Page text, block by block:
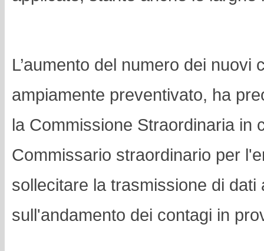
L’aumento del numero dei nuovi
ampiamente preventivato, ha
la Commissione Straordinaria in
Commissario straordinario per
sollecitare la trasmissione di dati
sull'andamento dei contagi in